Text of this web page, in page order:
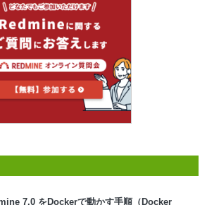
7.0 をDockerで動かす手順（Docker